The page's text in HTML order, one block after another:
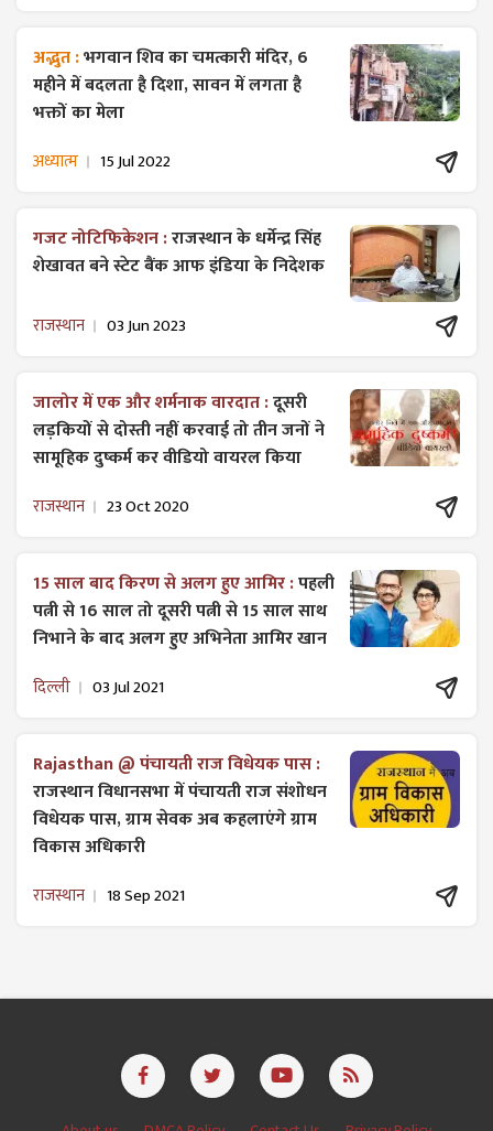
अद्भुत :भगवान शिव का चमत्कारी मंदिर, 6
महीने में बदलता है दिशा, सावन में लगता है
भक्तों का मेला
अध्यात्म 15 Jul 2022
गजट ​नोटिफिकेशन :राजस्थान के धर्मेन्द्र सिंह
शेखावत बने स्टेट बैंक आफ इंडिया के निदेशक
राजस्थान 03 Jun 2023
जालोर में एक और शर्मनाक वारदात :दूसरी
लड़कियों से दोस्ती नहीं करवाई तो तीन जनों ने
सामूहिक दुष्कर्म कर वीडियो वायरल किया
राजस्थान 23 Oct 2020
15 साल बाद किरण से अलग हुए आमिर :पहली
पत्नी से 16 साल तो दूसरी पत्नी से 15 साल साथ
निभाने के बाद अलग हुए अभिनेता आमिर खान
दिल्ली 03 Jul 2021
Rajasthan @ पंचायती राज विधेयक पास :
राजस्थान विधानसभा में पंचायती राज ​संशोधन
विधेयक पास, ग्राम सेवक अब कहलाएंगे ग्राम
विकास अधिकारी
राजस्थान 18 Sep 2021